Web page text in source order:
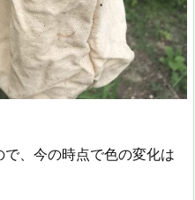
、今の時点で色の変化は